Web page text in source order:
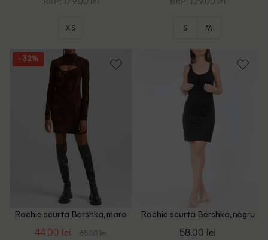
XS S M
- 32%
Rochie scurta Bershka, maro
44.00 lei 65.00 lei
Rochie scurta Bershka, negru
58.00 lei